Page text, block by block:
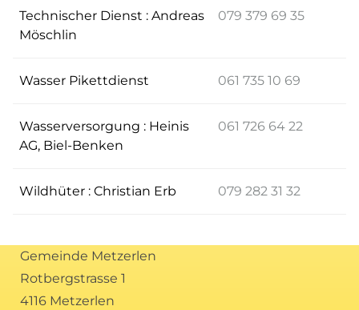
Technischer Dienst : Andreas
Möschlin
079 379 69 35
Wasser Pikettdienst 061 735 10 69
Wasserversorgung : Heinis
AG, Biel-Benken
061 726 64 22
Wildhüter : Christian Erb 079 282 31 32
Gemeinde Metzerlen
Rotbergstrasse 1
4116 Metzerlen